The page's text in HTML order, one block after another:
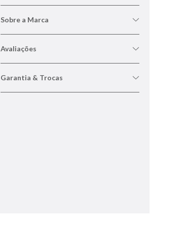
Sobre a Marca
Avaliações
Garantia & Trocas